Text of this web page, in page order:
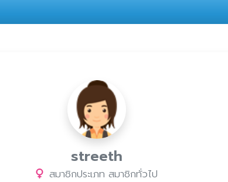
streeth
สมาชิกประเภท สมาชิกทั่วไป